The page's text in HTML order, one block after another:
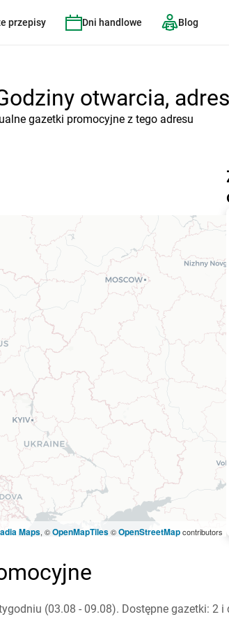
przepisy Dni handlowe Blog
otwarcia,
gazetki promocyjne z tego adresu
Maps, ©OpenMapTiles©OpenStreetMapcontributors
(03.08 - 09.08). Dostępne gazetki: 2